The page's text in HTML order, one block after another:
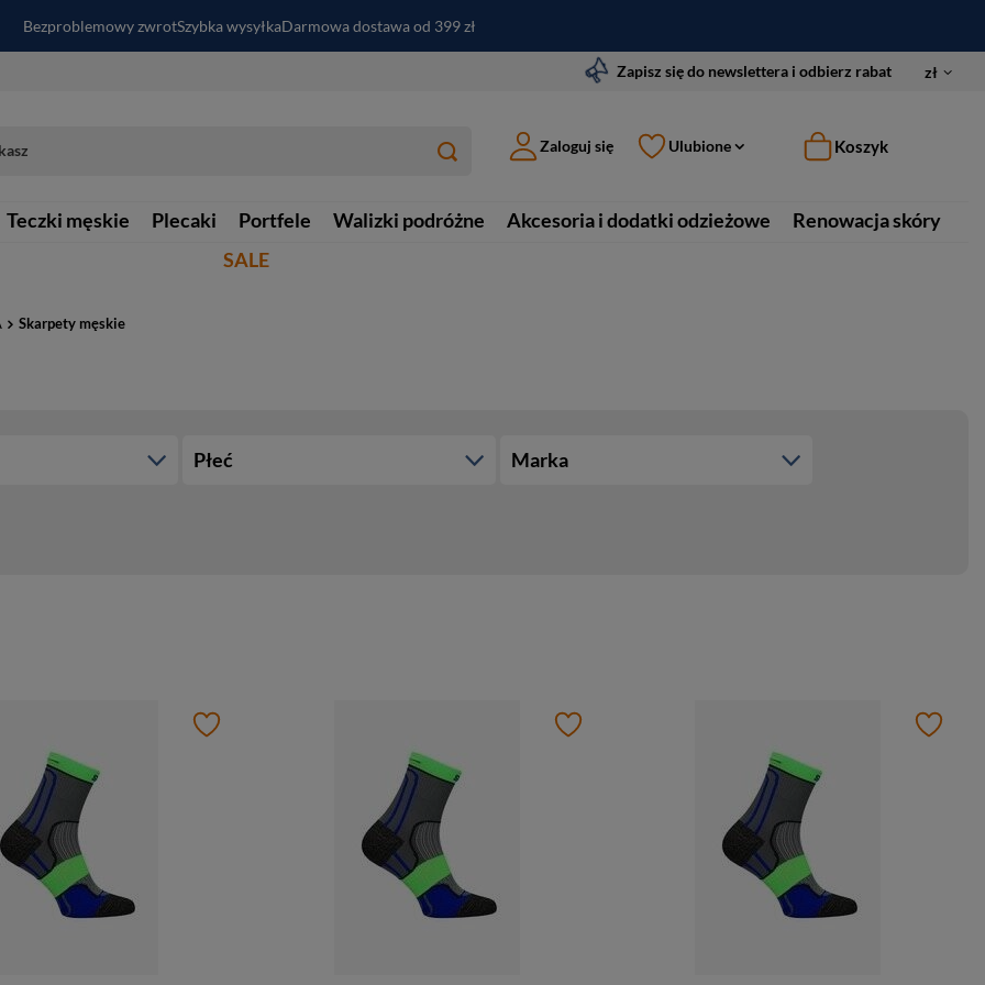
Bezproblemowy zwrotSzybka wysyłkaDarmowa dostawa od 399 zł
Zapisz się do newslettera i odbierz rabat zł
Zaloguj się Ulubione Koszyk
Teczki męskie Plecaki Portfele Walizki podróżne Akcesoria i dodatki odzieżowe
Renowacja skóry
SALE
Skarpety męskie
Płeć Marka